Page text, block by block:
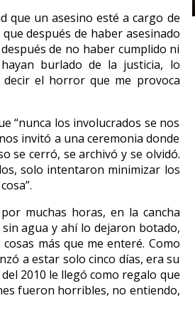
que un asesino esté a cargo de
después de haber asesinado
de no haber cumplido ni
burlado de la justicia, lo
el horror que me provoca
“nunca los involucrados se nos
invitó a una ceremonia donde
se cerró, se archivó y se olvidó.
solo intentaron minimizar los
muchas horas, en la cancha
agua y ahí lo dejaron botado,
más que me enteré. Como
a estar solo cinco días, era su
2010 le llegó como regalo que
fueron horribles, no entiendo,